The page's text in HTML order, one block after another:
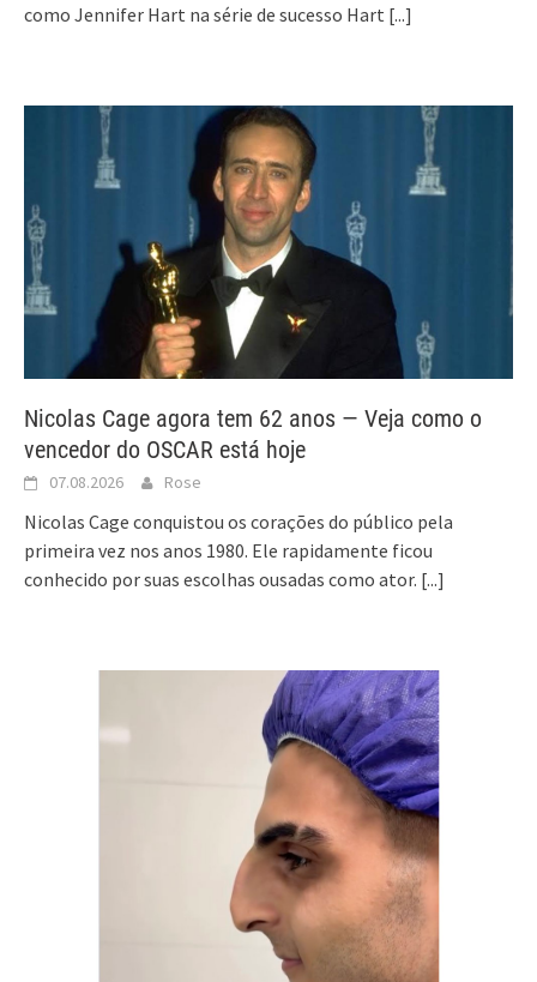
como Jennifer Hart na série de sucesso Hart [...]
Nicolas Cage agora tem 62 anos — Veja como o
vencedor do OSCAR está hoje
07.08.2026 Rose
Nicolas Cage conquistou os corações do público pela
primeira vez nos anos 1980. Ele rapidamente ficou
conhecido por suas escolhas ousadas como ator. [...]